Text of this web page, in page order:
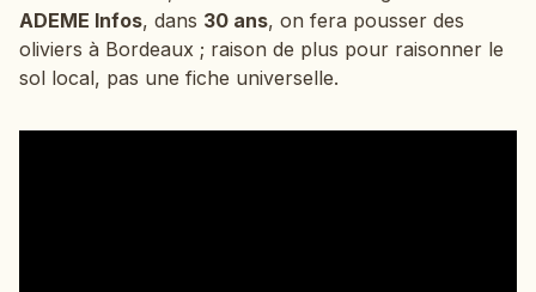
ADEME Infos, dans 30 ans, on fera pousser des
oliviers à Bordeaux ; raison de plus pour raisonner le
sol local, pas une fiche universelle.